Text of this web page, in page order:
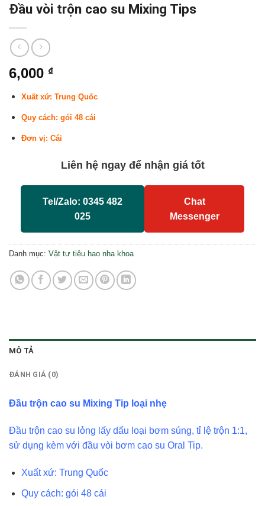
Đầu vòi trộn cao su Mixing Tips
6,000 ₫
Xuất xứ: Trung Quốc
Quy cách: gói 48 cái
Đơn vị: Cái
Liên hệ ngay để nhận giá tốt
Tel/Zalo: 0345 482
025
Chat
Messenger
Danh mục: Vật tư tiêu hao nha khoa
MÔ TẢ
ĐÁNH GIÁ (0)
Đầu trộn cao su Mixing Tip loại nhẹ
Đầu trộn cao su lỏng lấy dấu loại bơm súng, tỉ lệ trộn 1:1,
sử dụng kèm với đầu vòi bơm cao su Oral Tip.
Xuất xứ: Trung Quốc
Quy cách: gói 48 cái